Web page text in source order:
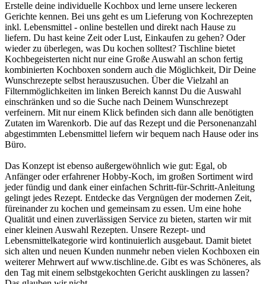
Erstelle deine individuelle Kochbox und lerne unsere leckeren
Gerichte kennen. Bei uns geht es um Lieferung von Kochrezepten
inkl. Lebensmittel - online bestellen und direkt nach Hause zu
liefern. Du hast keine Zeit oder Lust, Einkaufen zu gehen? Oder
wieder zu überlegen, was Du kochen solltest? Tischline bietet
Kochbegeisterten nicht nur eine Große Auswahl an schon fertig
kombinierten Kochboxen sondern auch die Möglichkeit, Dir Deine
Wunschrezepte selbst herauszusuchen. Über die Vielzahl an
Filternmöglichkeiten im linken Bereich kannst Du die Auswahl
einschränken und so die Suche nach Deinem Wunschrezept
verfeinern. Mit nur einem Klick befinden sich dann alle benötigten
Zutaten im Warenkorb. Die auf das Rezept und die Personenanzahl
abgestimmten Lebensmittel liefern wir bequem nach Hause oder ins
Büro.
Das Konzept ist ebenso außergewöhnlich wie gut: Egal, ob
Anfänger oder erfahrener Hobby-Koch, im großen Sortiment wird
jeder fündig und dank einer einfachen Schritt-für-Schritt-Anleitung
gelingt jedes Rezept. Entdecke das Vergnügen der modernen Zeit,
füreinander zu kochen und gemeinsam zu essen. Um eine hohe
Qualität und einen zuverlässigen Service zu bieten, starten wir mit
einer kleinen Auswahl Rezepten. Unsere Rezept- und
Lebensmittelkategorie wird kontinuierlich ausgebaut. Damit bietet
sich alten und neuen Kunden nunmehr neben vielen Kochboxen ein
weiterer Mehrwert auf www.tischline.de. Gibt es was Schöneres, als
den Tag mit einem selbstgekochten Gericht ausklingen zu lassen?